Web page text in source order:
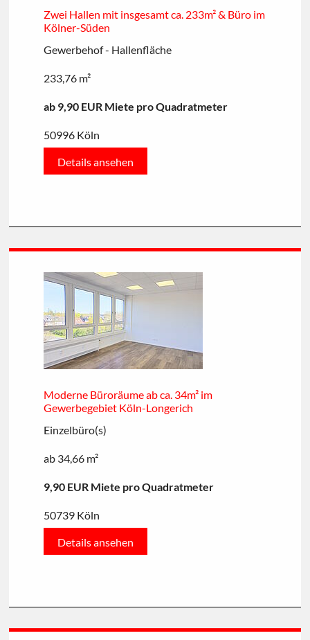
Zwei Hallen mit insgesamt ca. 233m² & Büro im
Kölner-Süden
Gewerbehof - Hallenfläche
233,76 m²
ab 9,90 EUR Miete pro Quadratmeter
50996 Köln
Details ansehen
Moderne Büroräume ab ca. 34m² im
Gewerbegebiet Köln-Longerich
Einzelbüro(s)
ab 34,66 m²
9,90 EUR Miete pro Quadratmeter
50739 Köln
Details ansehen